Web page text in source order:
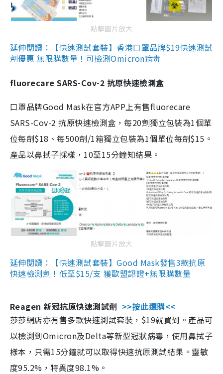
點擊圖片放大
延伸閱讀：【快速測試套裝】香港口罩品牌$19快速測試
劑優惠 無限購數量！可檢測Omicron病毒
fluorecare SARS-Cov-2 抗原快速檢測盒
口罩品牌Good Mask在官方APP上有售fluorecare
SARS-Cov-2 抗原快速檢測盒，每20劑獨立包裝為1個單
位每劑$18、每500劑/1箱獨立包裝為1個單位每劑$15。
產品以鼻拭子採樣，10至15分鐘知結果。
點擊圖片放大
延伸閱讀：【快速測試套裝】Good Mask發售3款抗原
快速檢測劑！低至$15/支 獲歐盟認證+無限購數量
Reagen 新冠抗原快速測試劑 >>按此選購<<
莎莎網店亦有售多款快速測試套裝，$19就買到。產品可
以檢測到Omicron及Delta等新型冠狀病毒，使用鼻拭子
樣本，只需15分鐘就可以取得快速抗原測試結果。靈敏
度95.2%，特異度98.1%。